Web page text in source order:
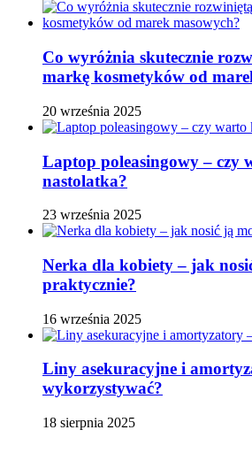
Co wyróżnia skutecznie
markę kosmetyków od
20 września 2025
Laptop poleasingowy – czy
nastolatka?
23 września 2025
Nerka dla kobiety – jak
praktycznie?
16 września 2025
Liny asekuracyjne i
wykorzystywać?
18 sierpnia 2025